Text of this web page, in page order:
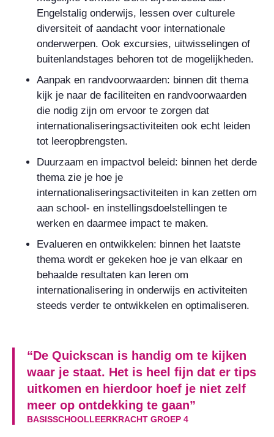
Engelstalig onderwijs, lessen over culturele
diversiteit of aandacht voor internationale
onderwerpen. Ook excursies, uitwisselingen of
buitenlandstages behoren tot de mogelijkheden.
Aanpak en randvoorwaarden: binnen dit thema
kijk je naar de faciliteiten en randvoorwaarden
die nodig zijn om ervoor te zorgen dat
internationaliseringsactiviteiten ook echt leiden
tot leeropbrengsten.
Duurzaam en impactvol beleid: binnen het derde
thema zie je hoe je
internationaliseringsactiviteiten in kan zetten om
aan school- en instellingsdoelstellingen te
werken en daarmee impact te maken.
Evalueren en ontwikkelen: binnen het laatste
thema wordt er gekeken hoe je van elkaar en
behaalde resultaten kan leren om
internationalisering in onderwijs en activiteiten
steeds verder te ontwikkelen en optimaliseren.
“De Quickscan is handig om te kijken
waar je staat. Het is heel fijn dat er tips
uitkomen en hierdoor hoef je niet zelf
meer op ontdekking te gaan”
BASISSCHOOLLEERKRACHT GROEP 4